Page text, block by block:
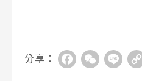
分享： FacebookWeChat
Line